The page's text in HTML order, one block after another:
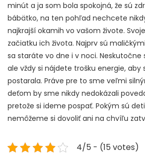
minút a ja som bola spokojná, že sú
bábätko, na ten pohľad nechcete
najkrajší okamih vo vašom živote.
začiatku ich života. Najprv sú
sa staráte vo dne i v noci. Neskutočne
ale vždy si nájdete trošku energie, aby
postarala. Práve pre to sme veľmi
deťom by sme nikdy nedokázali
pretože si ideme pospať. Pokým sú
nemôžeme si dovoliť ani na chvíľu
4/5 - (15 votes)